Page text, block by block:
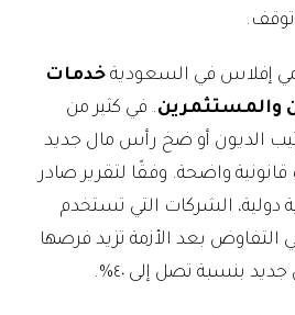
توقف.
إفلاس في السعوديةخدمات
والمستثمرين. في كثير من
الديون أو ضخ رأس مال جديد
واضحة. وفقًا لتقرير صادر
الشركات التي تستخدم
بعد الأزمة تزيد فرصها
بنسبة تصل إلى ٤٠%.